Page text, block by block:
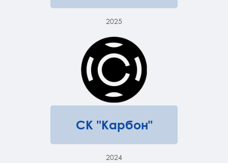
2025
СК "Карбон"
2024